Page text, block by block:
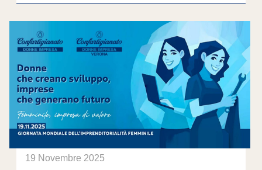
19 Novembre 2025